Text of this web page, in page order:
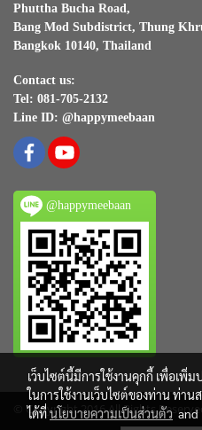
Phuttha Bucha Road,
Bang Mod Subdistrict, Thung
Bangkok 10140, Thailand
Contact us:
Tel: 081-705-2132
Line ID: @happymeebaan
@happymeebaan
© Copyright 2016 All Rights
เว็บไซต์นี้มีการใช้งานคุกกี้ เพื่อเ
ในการใช้งานเว็บไซต์ของท่าน ท่าน
ได้ที่นโยบายความเป็นส่วนตัว and